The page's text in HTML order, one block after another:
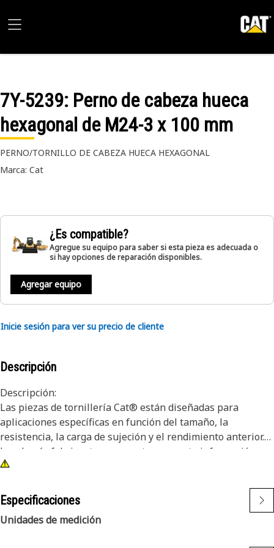
7Y-5239: Perno de cabeza hueca
hexagonal de M24-3 x 100 mm
PERNO/TORNILLO DE CABEZA HUECA HEXAGONAL
Marca: Cat
¿Es compatible?
Agregue su equipo para saber si esta pieza es adecuada o
si hay opciones de reparación disponibles.
Agregar equipo
Inicie sesión para ver su precio de cliente
Descripción
Descripción:
Las piezas de tornillería Cat® están diseñadas para
aplicaciones específicas en función del tamaño, la
resistencia, la carga de sujeción y el rendimiento anterior.
Los demás fabricantes no cuentan con esta información.
Estas piezas se seleccionan para que duren hasta la
Si bien puede parecer que las piezas de tornillería que no
fabrica Cat son adecuadas, recuerde que no hay otra
empresa que conozca su máquina como nosotros.
Especificaciones
Unidades de medición